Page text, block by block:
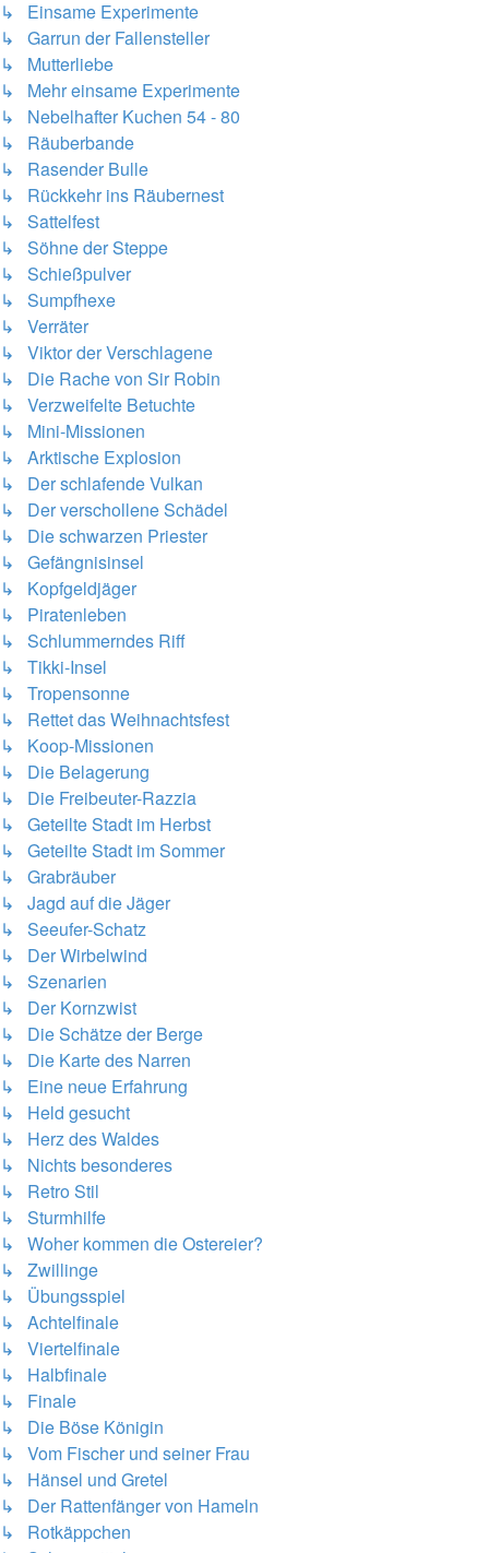
↳ Einsame Experimente
↳ Garrun der Fallensteller
↳ Mutterliebe
↳ Mehr einsame Experimente
↳ Nebelhafter Kuchen 54 - 80
↳ Räuberbande
↳ Rasender Bulle
↳ Rückkehr ins Räubernest
↳ Sattelfest
↳ Söhne der Steppe
↳ Schießpulver
↳ Sumpfhexe
↳ Verräter
↳ Viktor der Verschlagene
↳ Die Rache von Sir Robin
↳ Verzweifelte Betuchte
↳ Mini-Missionen
↳ Arktische Explosion
↳ Der schlafende Vulkan
↳ Der verschollene Schädel
↳ Die schwarzen Priester
↳ Gefängnisinsel
↳ Kopfgeldjäger
↳ Piratenleben
↳ Schlummerndes Riff
↳ Tikki-Insel
↳ Tropensonne
↳ Rettet das Weihnachtsfest
↳ Koop-Missionen
↳ Die Belagerung
↳ Die Freibeuter-Razzia
↳ Geteilte Stadt im Herbst
↳ Geteilte Stadt im Sommer
↳ Grabräuber
↳ Jagd auf die Jäger
↳ Seeufer-Schatz
↳ Der Wirbelwind
↳ Szenarien
↳ Der Kornzwist
↳ Die Schätze der Berge
↳ Die Karte des Narren
↳ Eine neue Erfahrung
↳ Held gesucht
↳ Herz des Waldes
↳ Nichts besonderes
↳ Retro Stil
↳ Sturmhilfe
↳ Woher kommen die Ostereier?
↳ Zwillinge
↳ Übungsspiel
↳ Achtelfinale
↳ Viertelfinale
↳ Halbfinale
↳ Finale
↳ Die Böse Königin
↳ Vom Fischer und seiner Frau
↳ Hänsel und Gretel
↳ Der Rattenfänger von Hameln
↳ Rotkäppchen